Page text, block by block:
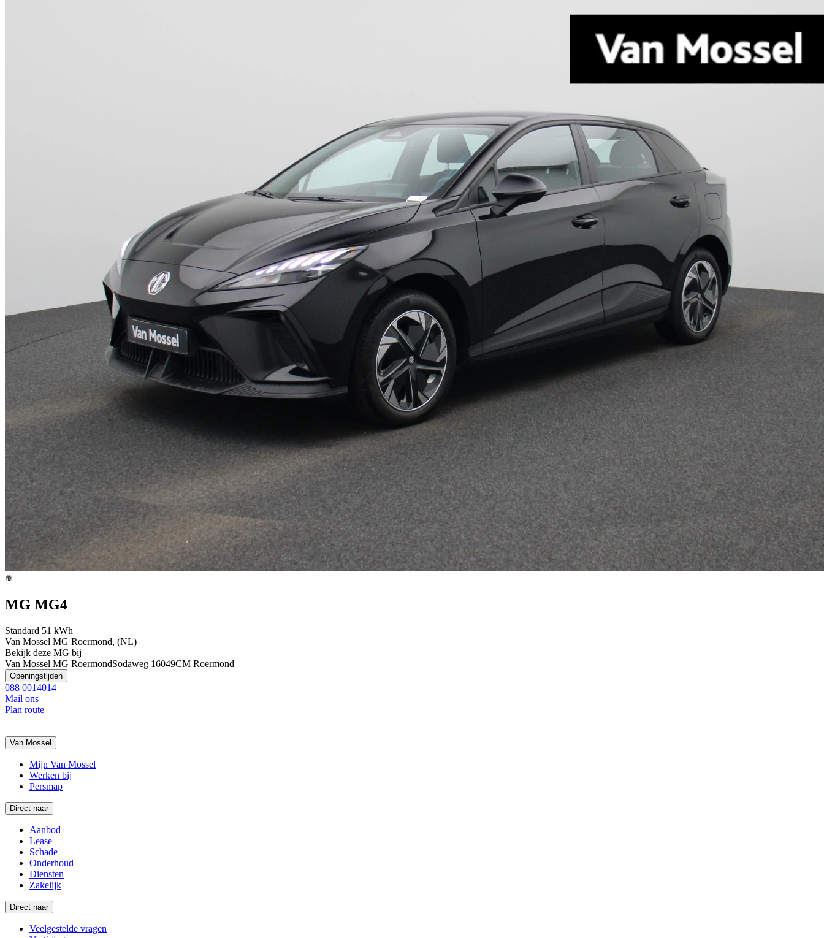
MG MG4
Standard 51 kWh
Van Mossel MG Roermond, (NL)
Bekijk deze MG bij
Van Mossel MG RoermondSodaweg 16049CM Roermond
Openingstijden
088 0014014
Mail ons
Plan route
Van Mossel
Mijn Van Mossel
Werken bij
Persmap
Direct naar
Aanbod
Lease
Schade
Onderhoud
Diensten
Zakelijk
Direct naar
Veelgestelde vragen